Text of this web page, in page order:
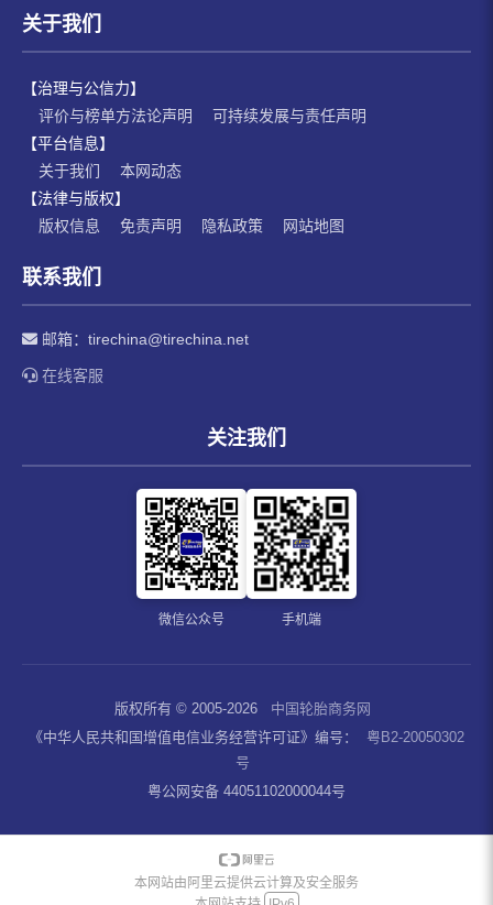
关于我们
【治理与公信力】
评价与榜单方法论声明
可持续发展与责任声明
【平台信息】
关于我们
本网动态
【法律与版权】
版权信息
免责声明 隐私政策 网站地图
联系我们
邮箱： tirechina@tirechina.net
在线客服
关注我们
微信公众号 手机端
版权所有 © 2005-2026
中国轮胎商务网
《中华人民共和国增值电信业务经营许可证》编号：
粤B2-20050302
号
粤公网安备 44051102000044号
本网站由阿里云提供云计算及安全服务